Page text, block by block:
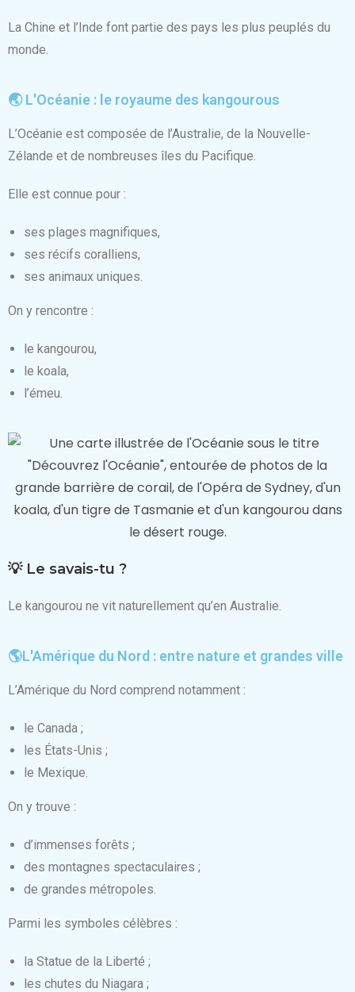
La Chine et l’Inde font partie des pays les plus peuplés du
monde.
🌏 L'Océanie : le royaume des kangourous
L’Océanie est composée de l’Australie, de la Nouvelle-
Zélande et de nombreuses îles du Pacifique.
Elle est connue pour :
ses plages magnifiques,
ses récifs coralliens,
ses animaux uniques.
On y rencontre :
le kangourou,
le koala,
l’émeu.
💡 Le savais-tu ?
Le kangourou ne vit naturellement qu’en Australie.
🌎L'Amérique du Nord : entre nature et grandes ville
L’Amérique du Nord comprend notamment :
le Canada ;
les États-Unis ;
le Mexique.
On y trouve :
d’immenses forêts ;
des montagnes spectaculaires ;
de grandes métropoles.
Parmi les symboles célèbres :
la Statue de la Liberté ;
les chutes du Niagara ;